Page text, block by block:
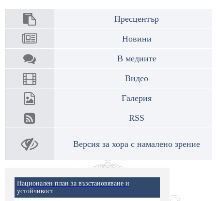
Пресцентър
Новини
В медиите
Видео
Галерия
RSS
Версия за хора с намалено зрение
Национален план за възстановяване и
устойчивост